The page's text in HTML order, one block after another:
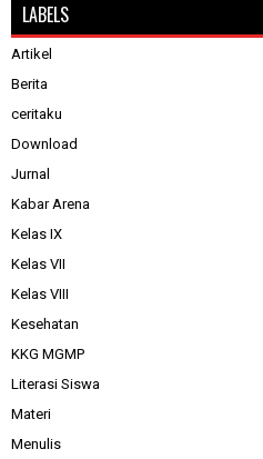
LABELS
Artikel
Berita
ceritaku
Download
Jurnal
Kabar Arena
Kelas IX
Kelas VII
Kelas VIII
Kesehatan
KKG MGMP
Literasi Siswa
Materi
Menulis